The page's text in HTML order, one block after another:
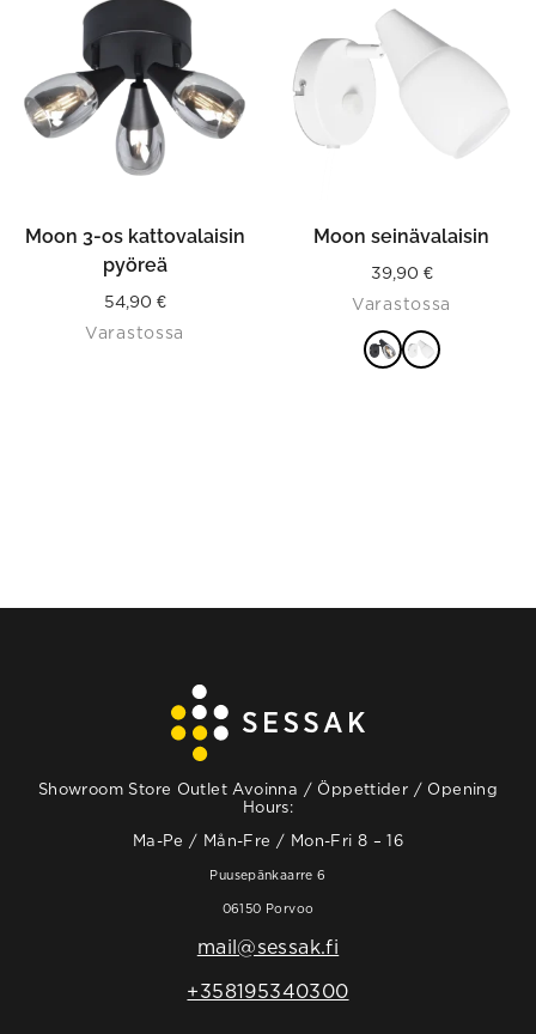
Moon 3-os kattovalaisin
pyöreä
54,90 €
Varastossa
has
multiple
variants.
options
product
Moon seinävalaisin
39,90 €
Varastossa
Showroom Store Outlet Avoinna / Öppettider / Opening
Hours:
Ma-Pe / Mån-Fre / Mon-Fri 8 – 16
Puusepänkaarre 6
06150 Porvoo
mail@sessak.fi
+358195340300